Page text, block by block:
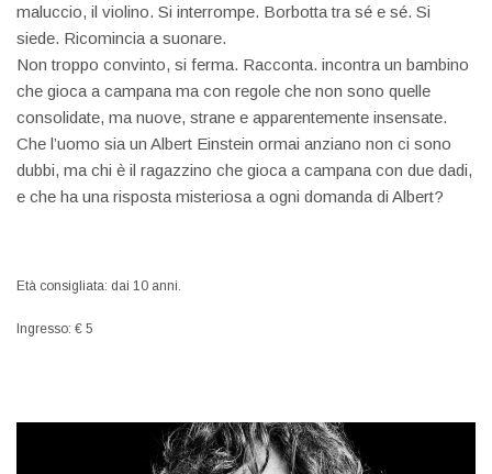
maluccio, il violino. Si interrompe. Borbotta tra sé e sé. Si
siede. Ricomincia a suonare.
Non troppo convinto, si ferma. Racconta. incontra un bambino
che gioca a campana ma con regole che non sono quelle
consolidate, ma nuove, strane e apparentemente insensate.
Che l’uomo sia un Albert Einstein ormai anziano non ci sono
dubbi, ma chi è il ragazzino che gioca a campana con due dadi,
e che ha una risposta misteriosa a ogni domanda di Albert?
Età consigliata: dai 10 anni.
Ingresso: € 5